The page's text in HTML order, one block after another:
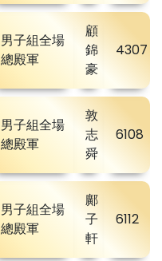
男子組全場
總殿軍
顧
錦
豪
4307
男子組全場
總殿軍
敦
志
舜
6108
男子組全場
總殿軍
鄺
子
軒
6112